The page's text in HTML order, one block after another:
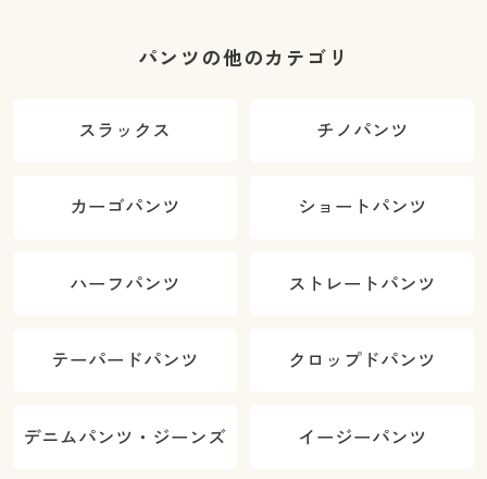
パンツの他のカテゴリ
スラックス チノパンツ
カーゴパンツ ショートパンツ
ハーフパンツ ストレートパンツ
テーパードパンツ クロップドパンツ
デニムパンツ・ジーンズ イージーパンツ